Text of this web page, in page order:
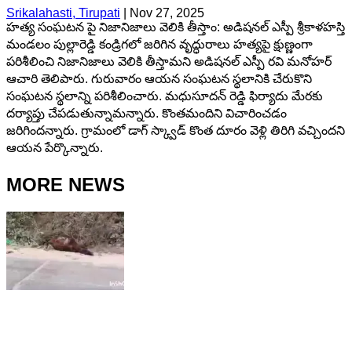
Srikalahasti, Tirupati
Nov 27, 2025
హత్య సంఘటన పై నిజానిజాలు వెలికి తీస్తాం: అడిషనల్ ఎస్పీ శ్రీకాళహస్తి
మండలం పుల్లారెడ్డి కండ్రిగలో జరిగిన వృద్ధురాలు హత్యపై క్షుణ్ణంగా
పరిశీలించి నిజానిజాలు వెలికి తీస్తామని అడిషనల్ ఎస్పీ రవి మనోహర్
ఆచారి తెలిపారు. గురువారం ఆయన సంఘటన స్థలానికి చేరుకొని
సంఘటన స్థలాన్ని పరిశీలించారు. మధుసూదన్ రెడ్డి ఫిర్యాదు మేరకు
దర్యాప్తు చేపడుతున్నామన్నారు. కొంతమందిని విచారించడం
జరిగిందన్నారు. గ్రామంలో డాగ్ స్క్వాడ్ కొంత దూరం వెళ్లి తిరిగి వచ్చిందని
ఆయన పేర్కొన్నారు.
MORE NEWS